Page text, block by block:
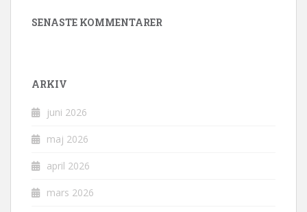
SENASTE KOMMENTARER
ARKIV
juni 2026
maj 2026
april 2026
mars 2026